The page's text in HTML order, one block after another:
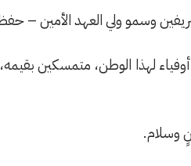
وسمو ولي العهد الأمين –
لهذا الوطن، متمسكين
وسلام.